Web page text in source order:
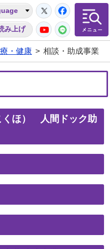
み上げ
Twitter
YouTube
LINE
・健康 > 相談・助成事業
くほ） 人間ドック助